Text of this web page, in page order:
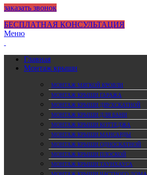
заказать звонок
БЕСПЛАТНАЯ КОНСУЛЬТАЦИЯ
Меню
Главная
Монтаж крыши
МОНТАЖ МЯГКОЙ КРОВЛИ
МОНТАЖ КРЫШИ ГАРАЖА
МОНТАЖ КРЫШИ ДВУХСКАТНОЙ
МОНТАЖ КРЫШИ ДЛЯ БАНИ
МОНТАЖ КРЫШИ КОТТЕДЖА
МОНТАЖ КРЫШИ МАНСАРДЫ
МОНТАЖ КРЫШИ ОДНОСКАТНОЙ
МОНТАЖ КРЫШИ ПЛОСКОЙ
МОНТАЖ КРЫШИ ТАУНХАУСА